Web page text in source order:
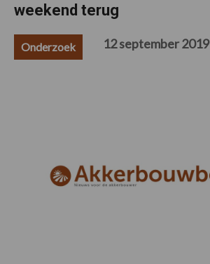
weekend terug
Onderzoek 12 september 2019